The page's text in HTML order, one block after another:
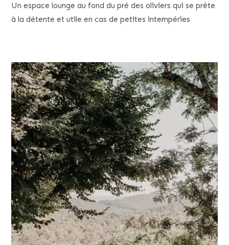
Un espace lounge au fond du pré des oliviers qui se prête
à la détente et utile en cas de petites intempéries